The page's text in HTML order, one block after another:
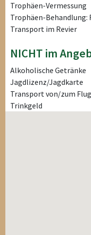
Trophäen-Vermessung
Trophäen-
Transport im Revier
NICHT im
Alkoholische Getränke
Jagdlizenz/Jagdkarte
Transport von/zum
Trinkgeld